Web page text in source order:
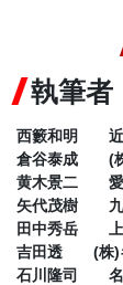
執筆者
西籔和明 近
倉谷泰成 (
黄木景二 愛
矢代茂樹 九
田中秀岳 上
吉田透 (株)
石川隆司 名